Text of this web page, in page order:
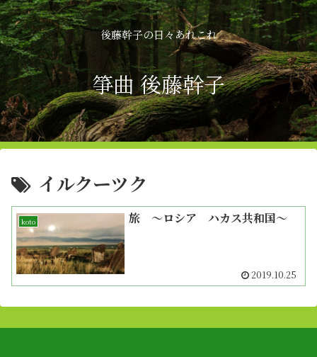
後藤幹子の日々あれこれ
箏曲 後藤幹子
イルクーツク
koto 旅 〜ロシア ハカス共和国〜
2019.10.25